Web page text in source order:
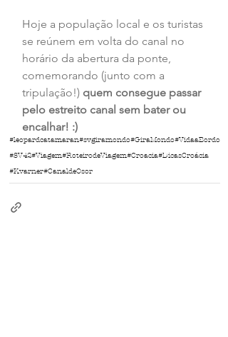
Hoje a população local e os turistas
se reúnem em volta do canal no
horário da abertura da ponte,
comemorando (junto com a
tripulação!) quem consegue passar
pelo estreito canal sem bater ou
encalhar! :)
#leopardcatamaran#svgiramondo#GiraMondo#VidaaBordo
#SV42#Viagem#RoteirodeViagem#Croacia#DicasCroácia
#Kvarner#CanaldeOsor